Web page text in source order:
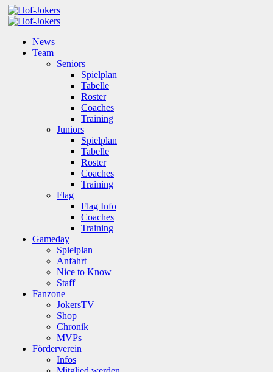
News
Team
Seniors
Spielplan
Tabelle
Roster
Coaches
Training
Juniors
Spielplan
Tabelle
Roster
Coaches
Training
Flag
Flag Info
Coaches
Training
Gameday
Spielplan
Anfahrt
Nice to Know
Staff
Fanzone
JokersTV
Shop
Chronik
MVPs
Förderverein
Infos